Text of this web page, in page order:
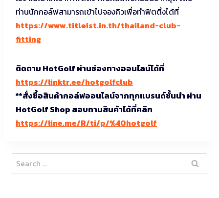
ท่านนักกอล์ฟสามารถเข้าไปจองคิวเพื่อทำฟิตติ้งได้ที่
https://www.titleist.in.th/thailand-club-
fitting
ติดตาม HotGolf ผ่านช่องทางออนไลน์ได้ที่
https://linktr.ee/hotgolfclub
**สั่งซื้อสินค้ากอล์ฟออนไลน์จากทุกแบรนด์ชั้นนำ ผ่าน
HotGolf Shop สอบถามสินค้าได้ที่คลิก
https://line.me/R/ti/p/%40hotgolf
Search
for: